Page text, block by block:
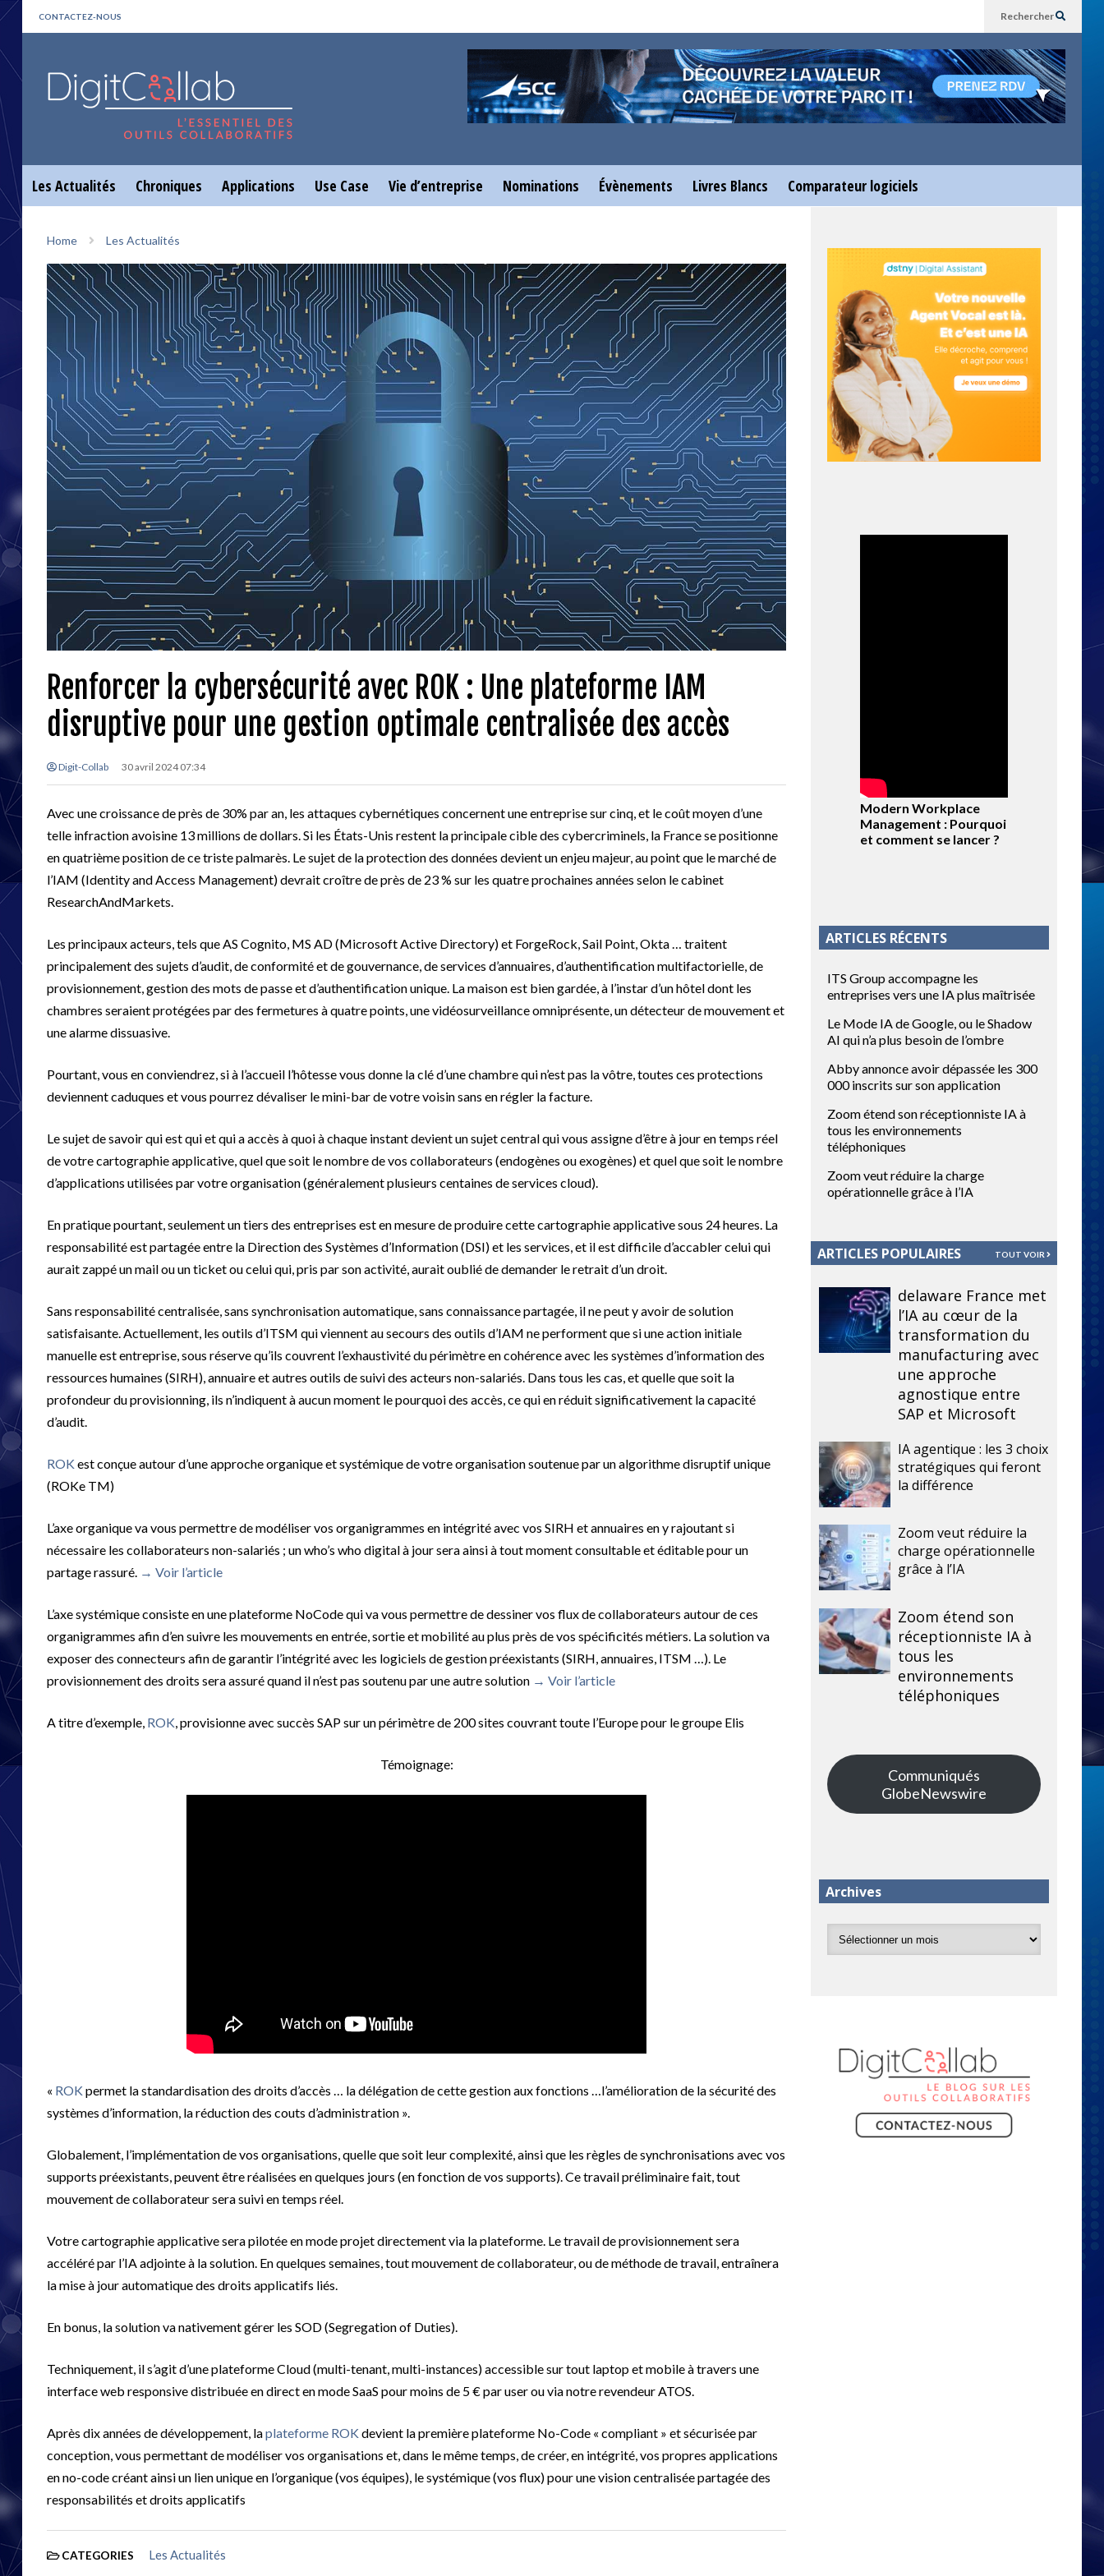
CONTACTEZ-NOUS Rechercher
Les Actualités Chroniques Applications Use Case Vie d’entreprise Nominations Évènements Livres Blancs Comparateur logiciels
Home Les Actualités
Renforcer la cybersécurité avec ROK : Une plateforme IAM
disruptive pour une gestion optimale centralisée des accès
Digit-Collab 30 avril 2024 07:34
Avec une croissance de près de 30% par an, les attaques cybernétiques concernent une entreprise sur cinq, et le coût moyen d’une
telle infraction avoisine 13 millions de dollars. Si les États-Unis restent la principale cible des cybercriminels, la France se positionne
en quatrième position de ce triste palmarès. Le sujet de la protection des données devient un enjeu majeur, au point que le marché de
l’IAM (Identity and Access Management) devrait croître de près de 23 % sur les quatre prochaines années selon le cabinet
ResearchAndMarkets.
Les principaux acteurs, tels que AS Cognito, MS AD (Microsoft Active Directory) et ForgeRock, Sail Point, Okta … traitent
principalement des sujets d’audit, de conformité et de gouvernance, de services d’annuaires, d’authentification multifactorielle, de
provisionnement, gestion des mots de passe et d’authentification unique. La maison est bien gardée, à l’instar d’un hôtel dont les
chambres seraient protégées par des fermetures à quatre points, une vidéosurveillance omniprésente, un détecteur de mouvement et
une alarme dissuasive.
Pourtant, vous en conviendrez, si à l’accueil l’hôtesse vous donne la clé d’une chambre qui n’est pas la vôtre, toutes ces protections
deviennent caduques et vous pourrez dévaliser le mini-bar de votre voisin sans en régler la facture.
Le sujet de savoir qui est qui et qui a accès à quoi à chaque instant devient un sujet central qui vous assigne d’être à jour en temps réel
de votre cartographie applicative, quel que soit le nombre de vos collaborateurs (endogènes ou exogènes) et quel que soit le nombre
d’applications utilisées par votre organisation (généralement plusieurs centaines de services cloud).
En pratique pourtant, seulement un tiers des entreprises est en mesure de produire cette cartographie applicative sous 24 heures. La
responsabilité est partagée entre la Direction des Systèmes d’Information (DSI) et les services, et il est difficile d’accabler celui qui
aurait zappé un mail ou un ticket ou celui qui, pris par son activité, aurait oublié de demander le retrait d’un droit.
Sans responsabilité centralisée, sans synchronisation automatique, sans connaissance partagée, il ne peut y avoir de solution
satisfaisante. Actuellement, les outils d’ITSM qui viennent au secours des outils d’IAM ne performent que si une action initiale
manuelle est entreprise, sous réserve qu’ils couvrent l’exhaustivité du périmètre en cohérence avec les systèmes d’information des
ressources humaines (SIRH), annuaire et autres outils de suivi des acteurs non-salariés. Dans tous les cas, et quelle que soit la
profondeur du provisionning, ils n’indiquent à aucun moment le pourquoi des accès, ce qui en réduit significativement la capacité
d’audit.
ROK est conçue autour d’une approche organique et systémique de votre organisation soutenue par un algorithme disruptif unique
(ROKe TM)
L’axe organique va vous permettre de modéliser vos organigrammes en intégrité avec vos SIRH et annuaires en y rajoutant si
nécessaire les collaborateurs non-salariés ; un who’s who digital à jour sera ainsi à tout moment consultable et éditable pour un
partage rassuré. → Voir l’article
L’axe systémique consiste en une plateforme NoCode qui va vous permettre de dessiner vos flux de collaborateurs autour de ces
organigrammes afin d’en suivre les mouvements en entrée, sortie et mobilité au plus près de vos spécificités métiers. La solution va
exposer des connecteurs afin de garantir l’intégrité avec les logiciels de gestion préexistants (SIRH, annuaires, ITSM …). Le
provisionnement des droits sera assuré quand il n’est pas soutenu par une autre solution → Voir l’article
A titre d’exemple, ROK, provisionne avec succès SAP sur un périmètre de 200 sites couvrant toute l’Europe pour le groupe Elis
Témoignage:
« ROK permet la standardisation des droits d’accès … la délégation de cette gestion aux fonctions …l’amélioration de la sécurité des
systèmes d’information, la réduction des couts d’administration ».
Globalement, l’implémentation de vos organisations, quelle que soit leur complexité, ainsi que les règles de synchronisations avec vos
supports préexistants, peuvent être réalisées en quelques jours (en fonction de vos supports). Ce travail préliminaire fait, tout
mouvement de collaborateur sera suivi en temps réel.
Votre cartographie applicative sera pilotée en mode projet directement via la plateforme. Le travail de provisionnement sera
accéléré par l’IA adjointe à la solution. En quelques semaines, tout mouvement de collaborateur, ou de méthode de travail, entraînera
la mise à jour automatique des droits applicatifs liés.
En bonus, la solution va nativement gérer les SOD (Segregation of Duties).
Techniquement, il s’agit d’une plateforme Cloud (multi-tenant, multi-instances) accessible sur tout laptop et mobile à travers une
interface web responsive distribuée en direct en mode SaaS pour moins de 5 € par user ou via notre revendeur ATOS.
Après dix années de développement, laplateforme ROK devient la première plateforme No-Code « compliant » et sécurisée par
conception, vous permettant de modéliser vos organisations et, dans le même temps, de créer, en intégrité, vos propres applications
en no-code créant ainsi un lien unique en l’organique (vos équipes), le systémique (vos flux) pour une vision centralisée partagée des
responsabilités et droits applicatifs
CATEGORIES Les Actualités
Modern Workplace
Management : Pourquoi
et comment se lancer ?
ARTICLES RÉCENTS
ITS Group accompagne les
entreprises vers une IA plus maîtrisée
Le Mode IA de Google, ou le Shadow
AI qui n’a plus besoin de l’ombre
Abby annonce avoir dépassée les 300
000 inscrits sur son application
Zoom étend son réceptionniste IA à
tous les environnements
téléphoniques
Zoom veut réduire la charge
opérationnelle grâce à l’IA
ARTICLES POPULAIRES TOUT VOIR
delaware France met
l’IA au cœur de la
transformation du
manufacturing avec
une approche
agnostique entre
SAP et Microsoft
IA agentique : les 3 choix
stratégiques qui feront
la différence
Zoom veut réduire la
charge opérationnelle
grâce à l’IA
Zoom étend son
réceptionniste IA à
tous les
environnements
téléphoniques
Communiqués
GlobeNewswire
Archives